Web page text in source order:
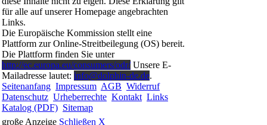
für alle auf unserer Homepage angebrachten
Links.
Die Europäische Kommission stellt eine
Plattform zur Online-Streitbeilegung (OS) bereit.
Die Plattform finden Sie unter
http://ec.europa.eu/consumers/odr/Unsere E-
Mailadresse lautet: info@dolphin-de.de.
Seitenanfang Impressum AGB Widerruf
Datenschutz Urheberrechte Kontakt Links
Katalog (PDF) Sitemap
große Anzeige Schließen X